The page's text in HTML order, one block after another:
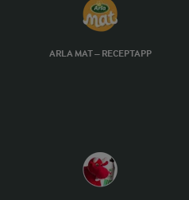
ARLA MAT – RECEPTAPP